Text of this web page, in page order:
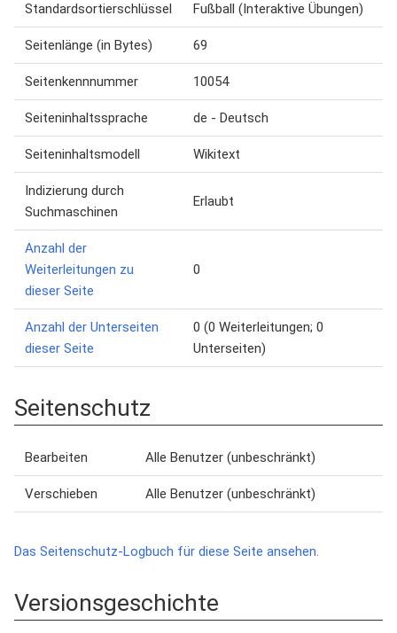
Standardsortierschlüssel Fußball (Interaktive Übungen)
Seitenlänge (in Bytes) 69
Seitenkennnummer 10054
Seiteninhaltssprache de - Deutsch
Seiteninhaltsmodell Wikitext
Indizierung durch
Suchmaschinen
Erlaubt
Anzahl der
Weiterleitungen zu
dieser Seite
0
Anzahl der Unterseiten
dieser Seite
0 (0 Weiterleitungen; 0
Unterseiten)
Seitenschutz
Bearbeiten Alle Benutzer (unbeschränkt)
Verschieben Alle Benutzer (unbeschränkt)
Das Seitenschutz-Logbuch für diese Seite ansehen.
Versionsgeschichte